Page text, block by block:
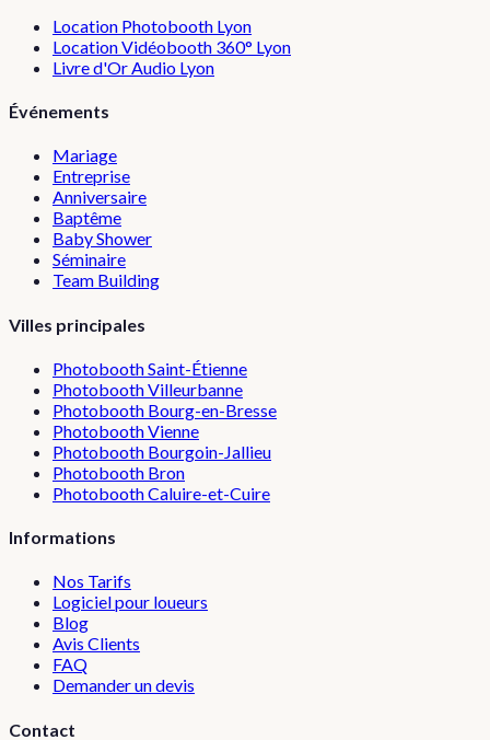
Location Photobooth Lyon
Location Vidéobooth 360° Lyon
Livre d'Or Audio Lyon
Événements
Mariage
Entreprise
Anniversaire
Baptême
Baby Shower
Séminaire
Team Building
Villes principales
PhotoboothSaint-Étienne
PhotoboothVilleurbanne
Photobooth Bourg-en-Bresse
PhotoboothVienne
Photobooth Bourgoin-Jallieu
Photobooth Bron
PhotoboothCaluire-et-Cuire
Informations
Nos Tarifs
Logiciel pour loueurs
Blog
Avis Clients
FAQ
Demander un devis
Contact